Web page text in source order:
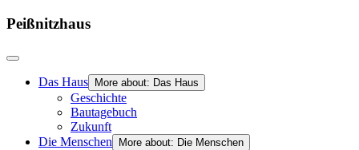
Peißnitzhaus
Das Haus More about: Das Haus
Geschichte
Bautagebuch
Zukunft
Die Menschen
More about: Die Menschen